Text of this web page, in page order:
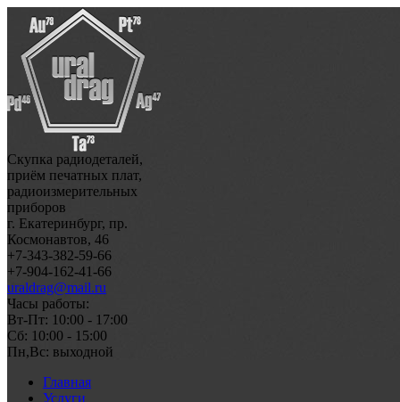
Скупка радиодеталей,
приём печатных плат,
радиоизмерительных
приборов
г. Екатеринбург, пр.
Космонавтов, 46
+7-343-382-59-66
+7-904-162-41-66
uraldrag@mail.ru
Часы работы:
Вт-Пт: 10:00 - 17:00
Сб: 10:00 - 15:00
Пн,Вс: выходной
Главная
Услуги